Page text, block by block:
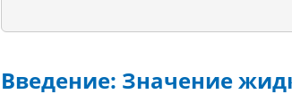
Введение: Значение